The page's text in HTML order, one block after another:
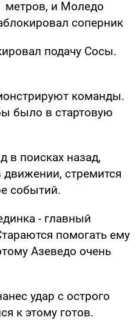
метров, и Моледо
соперник
подачу Сосы.
команды.
было в стартовую
в поисках назад,
движении, стремится
событий.
- главный
помогать ему
Азеведо очень
удар с острого
к этому готов.